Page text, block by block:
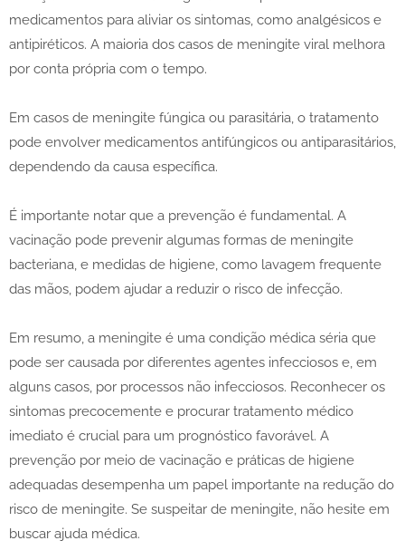
medicamentos para aliviar os sintomas, como analgésicos e
antipiréticos. A maioria dos casos de meningite viral melhora
por conta própria com o tempo.
Em casos de meningite fúngica ou parasitária, o tratamento
pode envolver medicamentos antifúngicos ou antiparasitários,
dependendo da causa específica.
É importante notar que a prevenção é fundamental. A
vacinação pode prevenir algumas formas de meningite
bacteriana, e medidas de higiene, como lavagem frequente
das mãos, podem ajudar a reduzir o risco de infecção.
Em resumo, a meningite é uma condição médica séria que
pode ser causada por diferentes agentes infecciosos e, em
alguns casos, por processos não infecciosos. Reconhecer os
sintomas precocemente e procurar tratamento médico
imediato é crucial para um prognóstico favorável. A
prevenção por meio de vacinação e práticas de higiene
adequadas desempenha um papel importante na redução do
risco de meningite. Se suspeitar de meningite, não hesite em
buscar ajuda médica.